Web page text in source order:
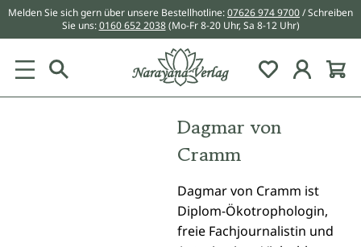
springen
Melden Sie sich gern über unsere Bestellhotline:07626 974 9700/ Schreiben
Sie uns:0160 652 2038 (Mo-Fr 8-20 Uhr, Sa 8-12 Uhr)
Du hast 0
Dagmar von
Cramm
Dagmar von Cramm ist
Diplom-Ökotrophologin,
freie Fachjournalistin und